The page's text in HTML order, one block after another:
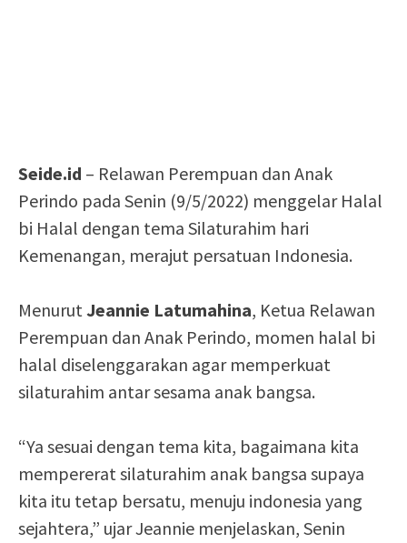
Seide.id – Relawan Perempuan dan Anak
Perindo pada Senin (9/5/2022) menggelar Halal
bi Halal dengan tema Silaturahim hari
Kemenangan, merajut persatuan Indonesia.
MenurutJeannie Latumahina, Ketua Relawan
Perempuan dan Anak Perindo, momen halal bi
halal diselenggarakan agar memperkuat
silaturahim antar sesama anak bangsa.
“Ya sesuai dengan tema kita, bagaimana kita
mempererat silaturahim anak bangsa supaya
kita itu tetap bersatu, menuju indonesia yang
sejahtera,” ujar Jeannie menjelaskan, Senin